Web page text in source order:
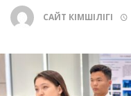
САЙТ ӘКІМШІЛІГІ